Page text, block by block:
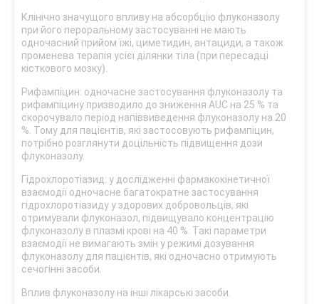
Клінічно значущого впливу на абсорбцію флуконазолу
при його пероральному застосуванні не мають
одночасний прийом їжі, циметидин, антациди, а також
променева терапія усієї ділянки тіла (при пересадці
кісткового мозку).
Рифампіцин: одночасне застосування флуконазолу та
рифампіцину призводило до зниження AUC на 25 % та
скорочувало період напіввиведення флуконазолу на 20
%. Тому для пацієнтів, які застосовують рифампіцин,
потрібно розглянути доцільність підвищення дози
флуконазолу.
Гідрохлоротіазид: у дослідженні фармакокінетичної
взаємодії одночасне багатократне застосування
гідрохлоротіазиду у здорових добровольців, які
отримували флуконазол, підвищувало концентрацію
флуконазолу в плазмі крові на 40 %. Такі параметри
взаємодії не вимагають змін у режимі дозування
флуконазолу для пацієнтів, які одночасно отримують
сечогінні засоби.
Вплив флуконазолу на інші лікарські засоби.